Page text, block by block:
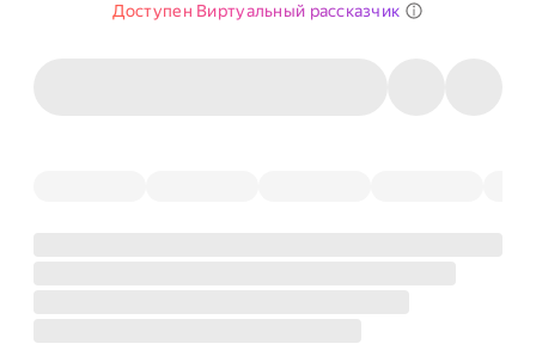
Доступен Виртуальный рассказчик